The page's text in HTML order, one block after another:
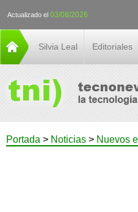
Actualizado el 03/08/2026
Silvia Leal Editoriales
Portada > Noticias > Nuevos